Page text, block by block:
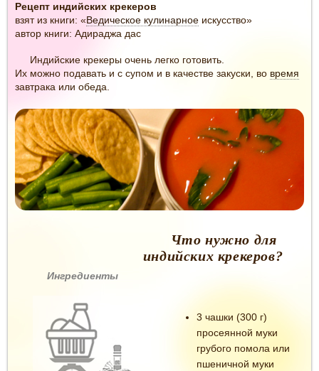
Рецепт индийских крекеров
взят из книги: «Ведическое кулинарное искусство»
автор книги: Адираджа дас
Индийские крекеры очень легко готовить.
Их можно подавать и с супом и в качестве закуски, во время
завтрака или обеда.
Что нужно для
индийских крекеров?
Ингредиенты
3 чашки (300 г)
просеянной муки
грубого помола или
пшеничной муки